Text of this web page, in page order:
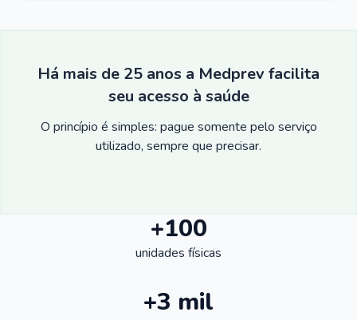
Há mais de 25 anos a Medprev facilita
seu acesso à saúde
O princípio é simples: pague somente pelo serviço
utilizado, sempre que precisar.
+100
unidades físicas
+3 mil